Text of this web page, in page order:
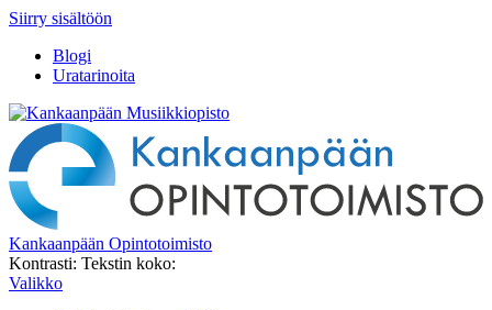
Siirry sisältöön
Blogi
Uratarinoita
Kankaanpään Opintotoimisto
Kontrasti: Tekstin koko:
Valikko